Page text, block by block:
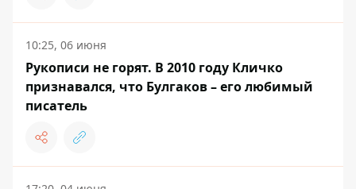
10:25, 06 июня
Рукописи не горят. В 2010 году Кличко
признавался, что Булгаков – его любимый
писатель